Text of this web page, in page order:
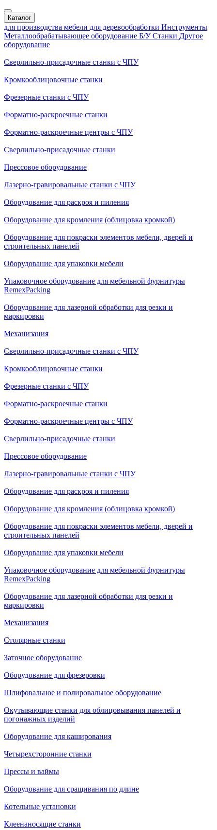
Каталог
для производства мебели для деревообработки Инструменты
Металлообрабатывающее оборудование Б/У Станки Другое
оборудование
Сверлильно-присадочные станки с ЧПУ
Кромкооблицовочные cтанки
Фрезерные станки с ЧПУ
Форматно-раскроечные станки
Форматно-раскроечные центры с ЧПУ
Сверлильно-присадочные станки
Прессовое оборудование
Лазерно-гравировальные станки с ЧПУ
Оборудование для раскроя и пиления
Оборудование для кромления (облицовка кромкой)
Оборудование для покраски элементов мебели, дверей и
строительных панелей
Оборудование для упаковки мебели
Упаковочное оборудование для мебельной фурнитуры
RemexPacking
Оборудование для лазерной обработки для резки и
маркировки
Механизация
Сверлильно-присадочные станки с ЧПУ
Кромкооблицовочные cтанки
Фрезерные станки с ЧПУ
Форматно-раскроечные станки
Форматно-раскроечные центры с ЧПУ
Сверлильно-присадочные станки
Прессовое оборудование
Лазерно-гравировальные станки с ЧПУ
Оборудование для раскроя и пиления
Оборудование для кромления (облицовка кромкой)
Оборудование для покраски элементов мебели, дверей и
строительных панелей
Оборудование для упаковки мебели
Упаковочное оборудование для мебельной фурнитуры
RemexPacking
Оборудование для лазерной обработки для резки и
маркировки
Механизация
Столярные станки
Заточное оборудование
Оборудование для фрезеровки
Шлифовальное и полировальное оборудование
Окутывающие станки для облицовывания панелей и
погонажных изделий
Оборудование для каширования
Четырехсторонние станки
Прессы и ваймы
Оборудование для сращивания по длине
Котельные установки
Клеенаносящие станки